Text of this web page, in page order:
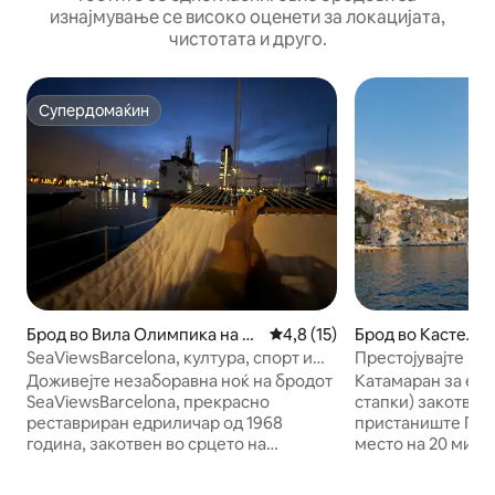
изнајмување се високо оценети за локацијата,
чистотата и друго.
Супердомаќин
Супердомаќин
Брод во Вила Олимпика на П
обленоу
Просечна оцена: 4,8 од 5,
4,8 (15)
SeaViewsBarcelona, култура, спорт и
природа во BCN
Доживејте незаборавна ноќ на бродот
SeaViewsBarcelona, прекрасно
реставриран едриличар од 1968
година, закотвен во срцето на
Брод во
Престојувајте
Барселона
Катамаран за
стапки)
пристаниште
место на 20